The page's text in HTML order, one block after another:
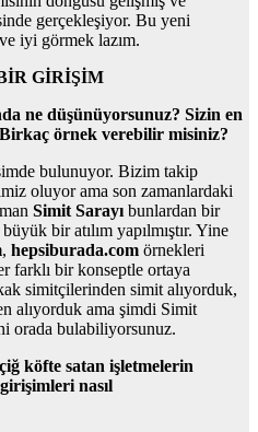
gerçekleşiyor. Bu yeni
iyi görmek lazım.
GİRİŞİM
ne düşünüyorsunuz? Sizin en
örnek verebilir misiniz?
bulunuyor. Bizim takip
oluyor ama son zamanlardaki
Simit Sarayı bunlardan bir
bir atılım yapılmıştır. Yine
, hepsiburada.com örnekleri
farklı bir konseptle ortaya
simitçilerinden simit alıyorduk,
alıyorduk ama şimdi Simit
orada bulabiliyorsunuz.
köfte satan işletmelerin
nasıl